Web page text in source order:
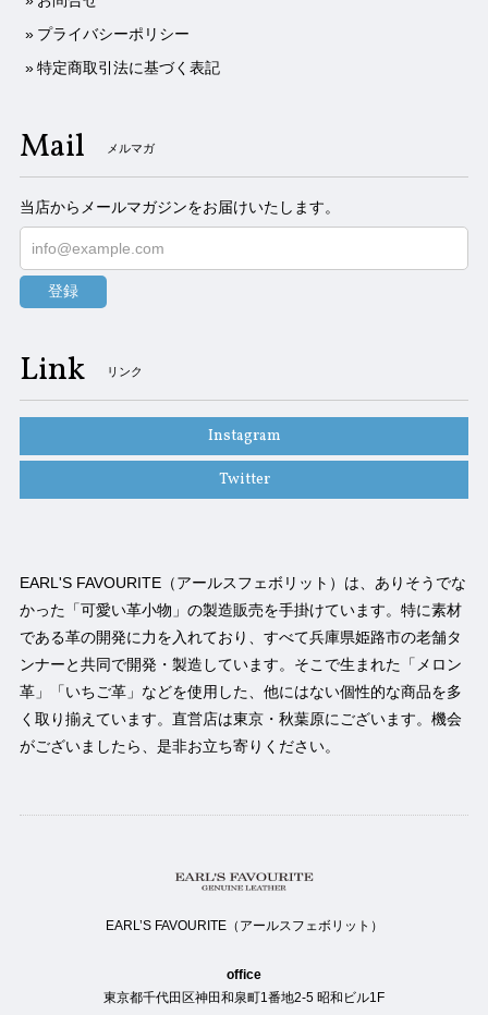
プライバシーポリシー
特定商取引法に基づく表記
Mail メルマガ
当店からメールマガジンをお届けいたします。
登録
Link リンク
Instagram
Twitter
EARL'S FAVOURITE（アールスフェボリット）は、ありそうでな
かった「可愛い革小物」の製造販売を手掛けています。特に素材
である革の開発に力を入れており、すべて兵庫県姫路市の老舗タ
ンナーと共同で開発・製造しています。そこで生まれた「メロン
革」「いちご革」などを使用した、他にはない個性的な商品を多
く取り揃えています。直営店は東京・秋葉原にございます。機会
がございましたら、是非お立ち寄りください。
EARL’S FAVOURITE（アールスフェボリット）
office
東京都千代田区神田和泉町1番地2-5 昭和ビル1F